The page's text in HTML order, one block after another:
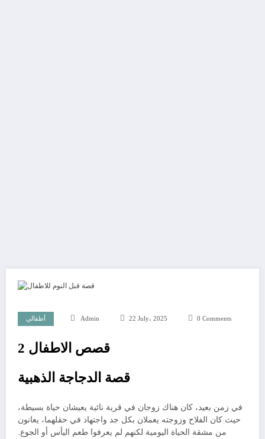
أطفالي Admin 22 July، 2025 0 Comments
قصص الاطفال 2
قصة الدجاجة الذهبية
في زمن بعيد، كان هناك زوجان في قرية نائية يعيشان حياة بسيطة،
حيث كان الفلاح وزوجته يعملان بكل جد واجتهاد في حقلهما، يعانون
من مشقة الحياة اليومية لكنهم لم يعرفوا طعم اليأس أو الجوع.